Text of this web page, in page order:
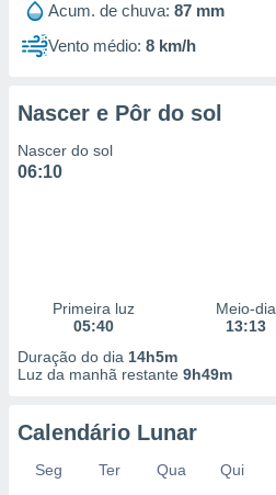
de
Acum. de chuva: 87 mm
Vento médio: 8 km/h
Nascer e Pôr do sol
Nascer do sol
06:10
Primeira luz
05:40
Meio-dia
13:13
Duração do dia 14h5m
Luz da manhã restante 9h49m
Calendário Lunar
Seg Ter Qua Qui